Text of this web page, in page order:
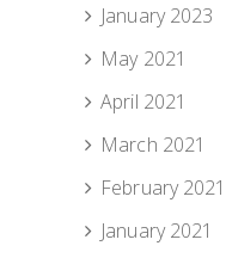
January 2023
May 2021
April 2021
March 2021
February 2021
January 2021